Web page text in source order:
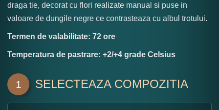
draga tie, decorat cu flori realizate manual si puse in
valoare de dungile negre ce contrasteaza cu albul trotului.
Termen de valabilitate: 72 ore
Temperatura de pastrare: +2/+4 grade Celsius
1 SELECTEAZA COMPOZITIA